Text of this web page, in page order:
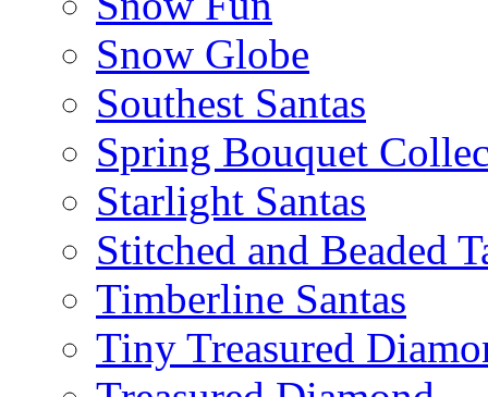
Snow Globe
Southest Santas
Spring Bouquet
Starlight Santas
Stitched and Beaded
Timberline Santas
Tiny Treasured